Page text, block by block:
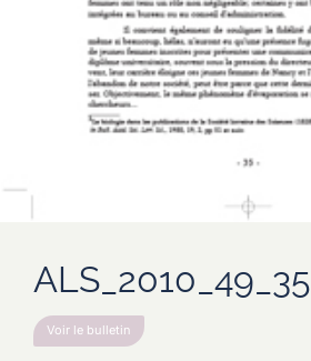
ALS_2010_49_35
Voir le bulletin